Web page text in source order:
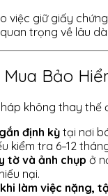
việc giữ giấy
trọng về lâu
Bảo
không thay thế
định kỳ tại nơi
kiểm tra 6–12
tờ và ảnh chụp ở
nại.
làm việc nặng,